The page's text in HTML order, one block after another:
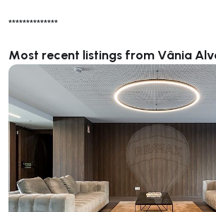
**************
Most recent listings from Vânia